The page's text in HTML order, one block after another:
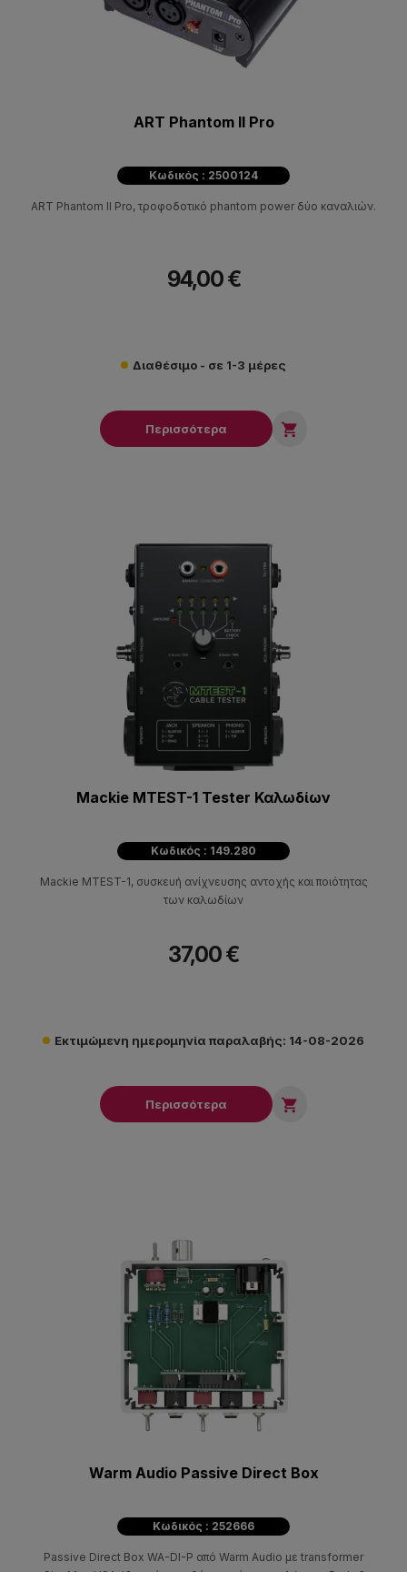
ART Phantom II Pro
Κωδικός : 2500124
ART Phantom II Pro, τροφοδοτικό phantom power δύο καναλιών.
94,00 €
Διαθέσιμο - σε 1-3 μέρες
Περισσότερα 
Mackie MTEST-1 Tester Καλωδίων
Κωδικός : 149.280
Mackie MTEST-1, συσκευή ανίχνευσης αντοχής και ποιότητας
των καλωδίων
37,00 €
Εκτιμώμενη ημερομηνία παραλαβής: 14-08-2026
Περισσότερα 
Warm Audio Passive Direct Box
Κωδικός : 252666
Passive Direct Box WA-DI-P από Warm Audio με transformer